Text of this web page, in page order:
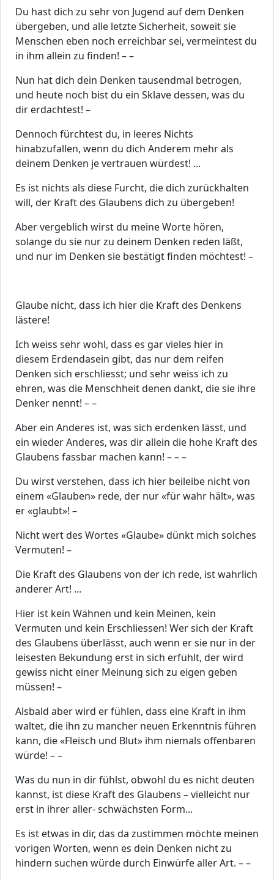
Du hast dich zu sehr von Jugend auf dem Denken
übergeben, und alle letzte Sicherheit, soweit sie
Menschen eben noch erreichbar sei, vermeintest du
in ihm allein zu finden! – –
Nun hat dich dein Denken tausendmal betrogen,
und heute noch bist du ein Sklave dessen, was du
dir erdachtest! –
Dennoch fürchtest du, in leeres Nichts
hinabzufallen, wenn du dich Anderem mehr als
deinem Denken je vertrauen würdest! ...
Es ist nichts als diese Furcht, die dich zurückhalten
will, der Kraft des Glaubens dich zu übergeben!
Aber vergeblich wirst du meine Worte hören,
solange du sie nur zu deinem Denken reden läßt,
und nur im Denken sie bestätigt finden möchtest! –
Glaube nicht, dass ich hier die Kraft des Denkens
lästere!
Ich weiss sehr wohl, dass es gar vieles hier in
diesem Erdendasein gibt, das nur dem reifen
Denken sich erschliesst; und sehr weiss ich zu
ehren, was die Menschheit denen dankt, die sie ihre
Denker nennt! – –
Aber ein Anderes ist, was sich erdenken lässt, und
ein wieder Anderes, was dir allein die hohe Kraft des
Glaubens fassbar machen kann! – – –
Du wirst verstehen, dass ich hier beileibe nicht von
einem «Glauben» rede, der nur «für wahr hält», was
er «glaubt»! –
Nicht wert des Wortes «Glaube» dünkt mich solches
Vermuten! –
Die Kraft des Glaubens von der ich rede, ist wahrlich
anderer Art! ...
Hier ist kein Wähnen und kein Meinen, kein
Vermuten und kein Erschliessen! Wer sich der Kraft
des Glaubens überlässt, auch wenn er sie nur in der
leisesten Bekundung erst in sich erfühlt, der wird
gewiss nicht einer Meinung sich zu eigen geben
müssen! –
Alsbald aber wird er fühlen, dass eine Kraft in ihm
waltet, die ihn zu mancher neuen Erkenntnis führen
kann, die «Fleisch und Blut» ihm niemals offenbaren
würde! – –
Was du nun in dir fühlst, obwohl du es nicht deuten
kannst, ist diese Kraft des Glaubens – vielleicht nur
erst in ihrer aller- schwächsten Form...
Es ist etwas in dir, das da zustimmen möchte meinen
vorigen Worten, wenn es dein Denken nicht zu
hindern suchen würde durch Einwürfe aller Art. – –